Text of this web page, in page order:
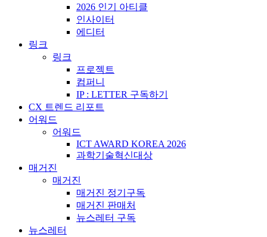
2026 인기 아티클
인사이터
에디터
링크
링크
프로젝트
컴퍼니
IP : LETTER 구독하기
CX 트렌드 리포트
어워드
어워드
ICT AWARD KOREA 2026
과학기술혁신대상
매거진
매거진
매거진 정기구독
매거진 판매처
뉴스레터 구독
뉴스레터